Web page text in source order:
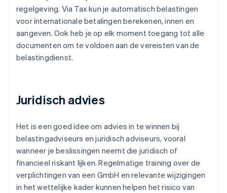
regelgeving. Via Tax kun je automatisch belastingen
voor internationale betalingen berekenen, innen en
aangeven. Ook heb je op elk moment toegang tot alle
documenten om te voldoen aan de vereisten van de
belastingdienst.
Juridisch advies
Het is een goed idee om advies in te winnen bij
belastingadviseurs en juridisch adviseurs, vooral
wanneer je beslissingen neemt die juridisch of
financieel riskant lijken. Regelmatige training over de
verplichtingen van een GmbH en relevante wijzigingen
in het wettelijke kader kunnen helpen het risico van